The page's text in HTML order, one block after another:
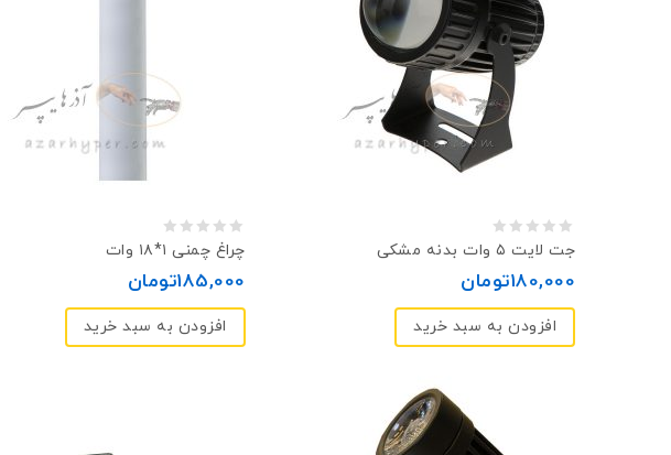
0
جت‌ لایت ۵ وات بدنه مشکی
180,000تومان
افزودن به سبد خرید
0
چراغ چمنی ۱*۱۸ وات
185,000تومان
افزودن به سبد خرید